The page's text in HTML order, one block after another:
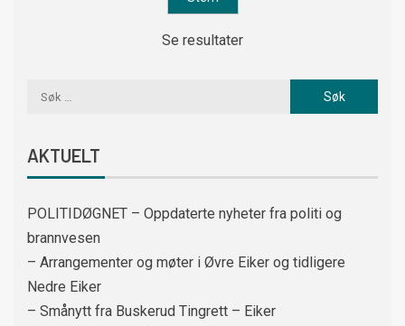
Se resultater
AKTUELT
POLITIDØGNET – Oppdaterte nyheter fra politi og
brannvesen
– Arrangementer og møter i Øvre Eiker og tidligere
Nedre Eiker
– Smånytt fra Buskerud Tingrett – Eiker